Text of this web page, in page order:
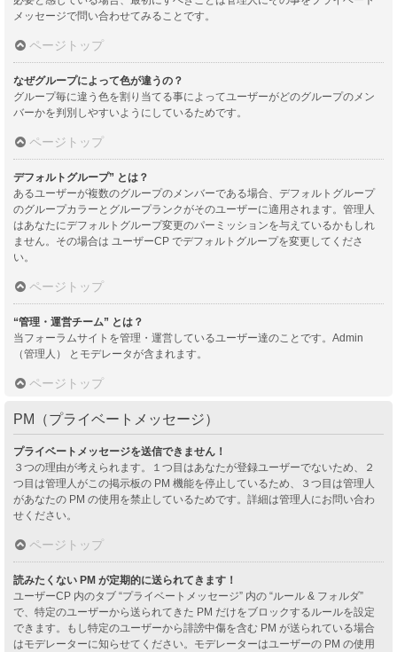
メッセージで問い合わせてみることです。
ページトップ
なぜグループによって色が違うの？
グループ毎に違う色を割り当てる事によってユーザーがどのグループのメン
バーかを判別しやすいようにしているためです。
ページトップ
デフォルトグループ” とは？
あるユーザーが複数のグループのメンバーである場合、デフォルトグループ
のグループカラーとグループランクがそのユーザーに適用されます。管理人
はあなたにデフォルトグループ変更のパーミッションを与えているかもしれ
ません。その場合は ユーザーCP でデフォルトグループを変更してくださ
い。
ページトップ
“管理・運営チーム” とは？
当フォーラムサイトを管理・運営しているユーザー達のことです。Admin
（管理人） とモデレータが含まれます。
ページトップ
PM（プライベートメッセージ）
プライベートメッセージを送信できません！
３つの理由が考えられます。１つ目はあなたが登録ユーザーでないため、２
つ目は管理人がこの掲示板の PM 機能を停止しているため、３つ目は管理人
があなたの PM の使用を禁止しているためです。詳細は管理人にお問い合わ
せください。
ページトップ
読みたくない PM が定期的に送られてきます！
ユーザーCP 内のタブ “プライベートメッセージ” 内の “ルール & フォルダ”
で、特定のユーザーから送られてきた PM だけをブロックするルールを設定
できます。もし特定のユーザーから誹謗中傷を含む PM が送られている場合
はモデレーターに知らせてください。モデレーターはユーザーの PM の使用